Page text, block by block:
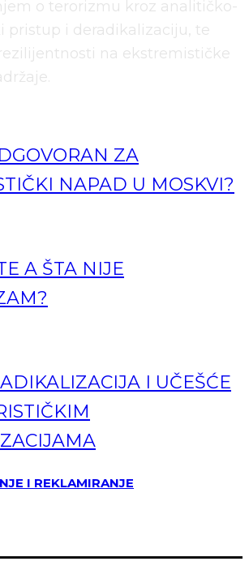
o terorizmu kroz analitičko-
pristup i deradikalizaciju, te
na ekstremističke
ZA
NAPAD U MOSKVI?
A ŠTA NIJE
I UČEŠĆE
I REKLAMIRANJE